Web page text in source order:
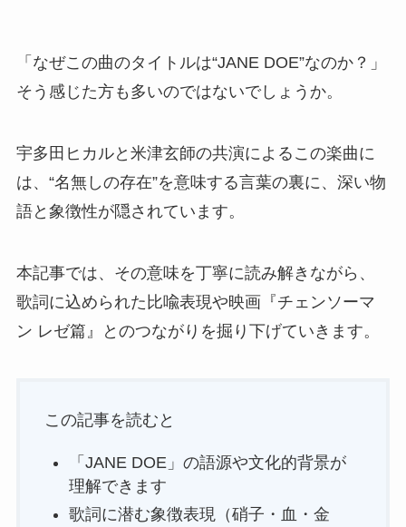
「なぜこの曲のタイトルは“JANE DOE”なのか？」
そう感じた方も多いのではないでしょうか。
宇多田ヒカルと米津玄師の共演によるこの楽曲に
は、“名無しの存在”を意味する言葉の裏に、深い物
語と象徴性が隠されています。
本記事では、その意味を丁寧に読み解きながら、
歌詞に込められた比喩表現や映画『チェンソーマ
ン レゼ篇』とのつながりを掘り下げていきます。
この記事を読むと
「JANE DOE」の語源や文化的背景が
理解できます
歌詞に潜む象徴表現（硝子・血・金